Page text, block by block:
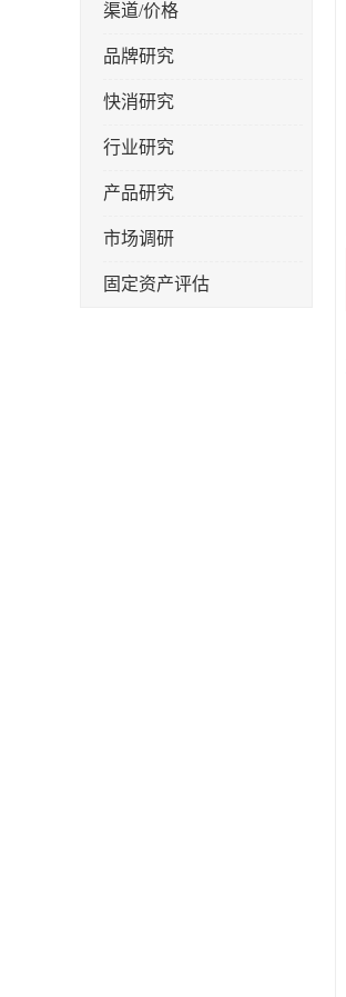
渠道/价格
品牌研究
快消研究
行业研究
产品研究
市场调研
固定资产评估